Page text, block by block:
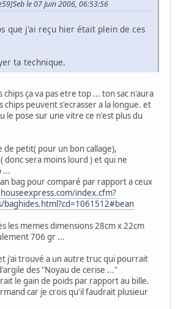
le 07 Juin 2006, 06:53:56
que j'ai reçu hier était plein de ces
ta technique.
ça va pas etre top ... ton sac n'aura
chips peuvent s'ecrasser a la longue. et
le pose sur une vitre ce n'est plus du
de petit( pour un bon callage),
donc sera moins lourd ) et qui ne
...
bag pour comparé par rapport a ceux
index.cfm?
baghides.html?cd=1061512#bean
les memes dimensions 28cm x 22cm
706 gr ...
j'ai trouvé a un autre truc qui pourrait
des "Noyau de cerise ..."
le gain de poids par rapport au bille.
car je crois qu'il faudrait plusieur